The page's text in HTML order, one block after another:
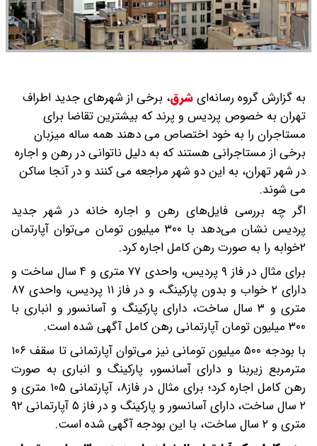
به گزارش گروه رسانه‌ایشرق، برخی از شهرهای جدید اطراف
تهران به خصوص پردیس و پرند که بیشترین تقاضا برای
مستاجران را به خود اختصاص می دهند همه ساله میزبان
برخی از مستاجرانی هستند که به دلیل ناتوانی در رهن و اجاره
در شهر تهران، به این دو شهر مراجعه می کنند و در آنجا ساکن
می شوند.
اگر چه بررسی فایل‌های رهن و اجاره خانه در شهر جدید
پردیس نشان می‌دهد با ۳۰۰ میلیون تومان می‌توان آپارتمان
۲خوابه را به صورت رهن کامل اجاره کرد.
برای مثال در فاز ۹ پردیس، واحدی ۷۷ متری و ۴ سال ساخت و
دارای ۲ خواب و بدون پارکینگ، و در فاز ۱۱ پردیس، واحدی ۸۷
متری و ۳ سال ساخت، دارای پارکینگ و آسانسور و انباری با
۳۰۰ میلیون تومان آپارتمانی رهن کامل آگهی شده است.
با بودجه ۵۰۰ میلیون تومانی نیز می‌توان آپارتمانی تا سقف ۱۰۶
مترمربع زیربنا و دارای آسانسور، پارکینگ و انباری به صورت
رهن کامل اجاره کرد؛ برای مثال در فاز۸، آپارتمانی ۱۰۵ متری و
۲ سال ساخت، دارای آسانسور و پارکینگ و در فاز ۵ آپارتمانی ۹۲
متری و ۲ سال ساخت، با این بودجه آگهی شده است.